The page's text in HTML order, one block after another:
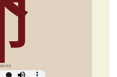
俞國定導讀